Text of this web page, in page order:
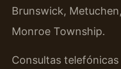
Brunswick,
Monroe Township.
Consultas